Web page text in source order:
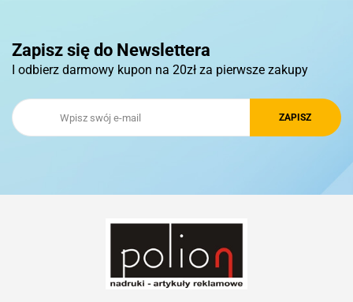
Royal Design
Zapisz się do Newslettera
I odbierz darmowy kupon na 20zł za pierwsze zakupy